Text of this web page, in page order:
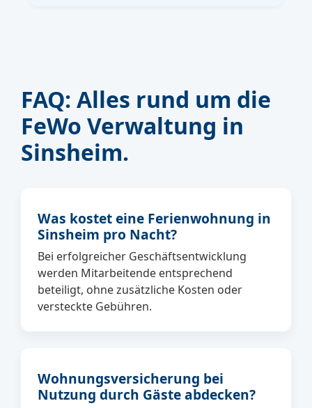
FAQ: Alles rund um die
FeWo Verwaltung in
Sinsheim.
Was kostet eine Ferienwohnung in
Sinsheim pro Nacht?
Bei erfolgreicher Geschäftsentwicklung
werden Mitarbeitende entsprechend
beteiligt, ohne zusätzliche Kosten oder
versteckte Gebühren.
Wohnungsversicherung bei
Nutzung durch Gäste abdecken?